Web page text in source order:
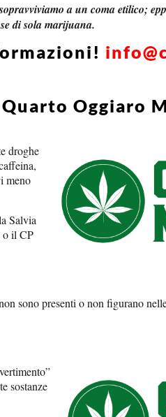
a un coma etilico;
di sola marijuana.
Oggiaro
droghe
meno
Salvia
o il CP
sono presenti o non figurano
sostanze